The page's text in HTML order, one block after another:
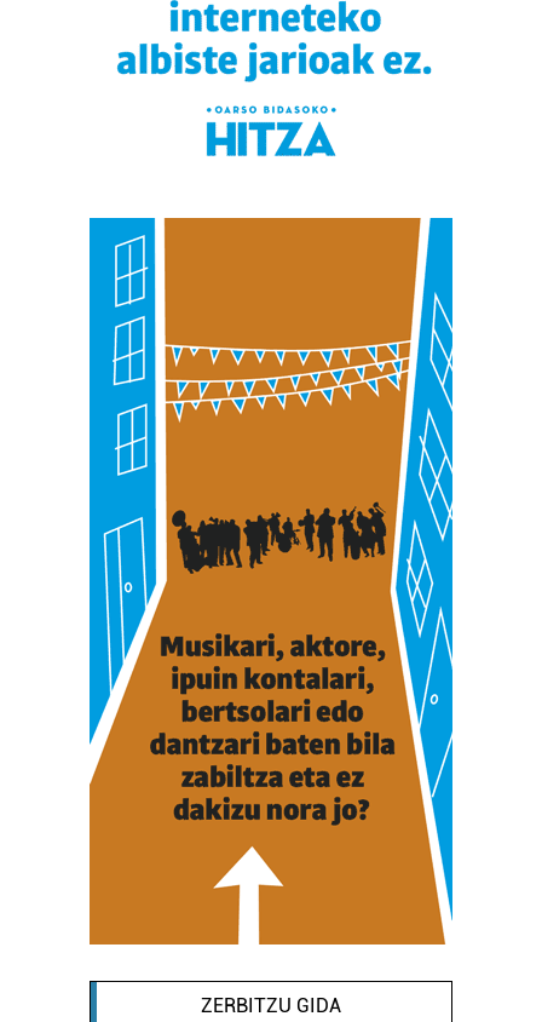
dezakezun ikusteko.
Lortu zure datu pertsonalak prozesatzeko moduari
buruzko informazio gehiago eta ezarri zure lehentasunak
datuen atalean. Edozein unetan alda edo ken dezakezu
zure baimena Cookieen adierazpenean.
Webgune honek cookie propioak eta hirugarrenen cookie-
fitxategiak erabiltzen ditu. Zure esperientzia eta
zerbitzuak hobetzeko asmoz, cookie teknologiaz
baliatzen gara. Ohar hau onartuz gero, teknologia hori
erabiltzeko baimen esplizitua ematen diguzu. Gehiago
ZERBITZU GIDA